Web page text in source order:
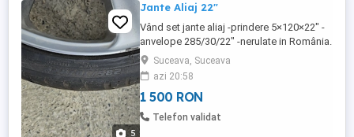
5
Jante Aliaj 22"
Vând set jante aliaj -prindere 5×120×22" -
anvelope 285/30/22" -nerulate in România.
Suceava, Suceava
azi 20:58
1 500 RON
Telefon validat